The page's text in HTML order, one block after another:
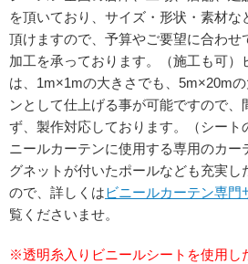
を頂いており、サイズ・形状・素材な
頂けますので、予算やご要望に合わせ
加工を承っております。（施工も可）
は、1m×1mの大きさでも、5m×20m
ンとして仕上げる事が可能ですので、
ず、製作対応しております。（シート
ニールカーテンに使用する専用のカー
グネットが付いたポールなども充実し
ので、詳しくはビニールカーテン専門
覧くださいませ。
※透明糸入りビニールシートを使用し